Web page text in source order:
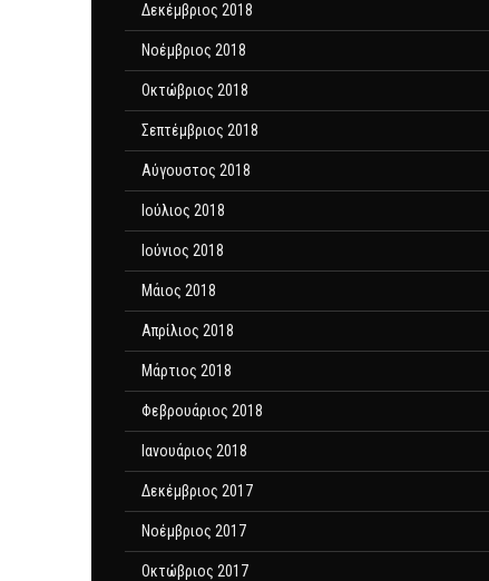
Δεκέμβριος 2018
Νοέμβριος 2018
Οκτώβριος 2018
Σεπτέμβριος 2018
Αύγουστος 2018
Ιούλιος 2018
Ιούνιος 2018
Μάιος 2018
Απρίλιος 2018
Μάρτιος 2018
Φεβρουάριος 2018
Ιανουάριος 2018
Δεκέμβριος 2017
Νοέμβριος 2017
Οκτώβριος 2017